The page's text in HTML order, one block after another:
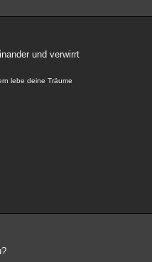
und verwirrt
lebe deine Träume